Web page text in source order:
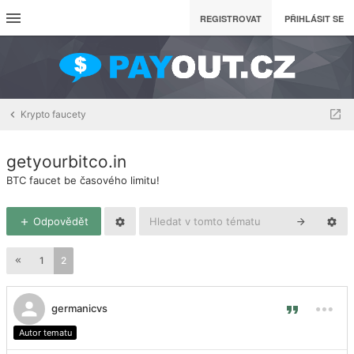
REGISTROVAT PŘIHLÁSIT SE
Krypto faucety
getyourbitco.in
BTC faucet be časového limitu!
Odpovědět
1 2
germanicvs
Autor tematu